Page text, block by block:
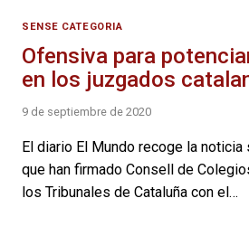
SENSE CATEGORIA
Ofensiva para
en los juzgados
9 de septiembre de 2020
El diario El Mundo recoge la
que han firmado Consell de
los Tribunales de Cataluña con el…